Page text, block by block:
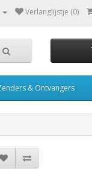
Verlanglijstje (0)
& Ontvangers